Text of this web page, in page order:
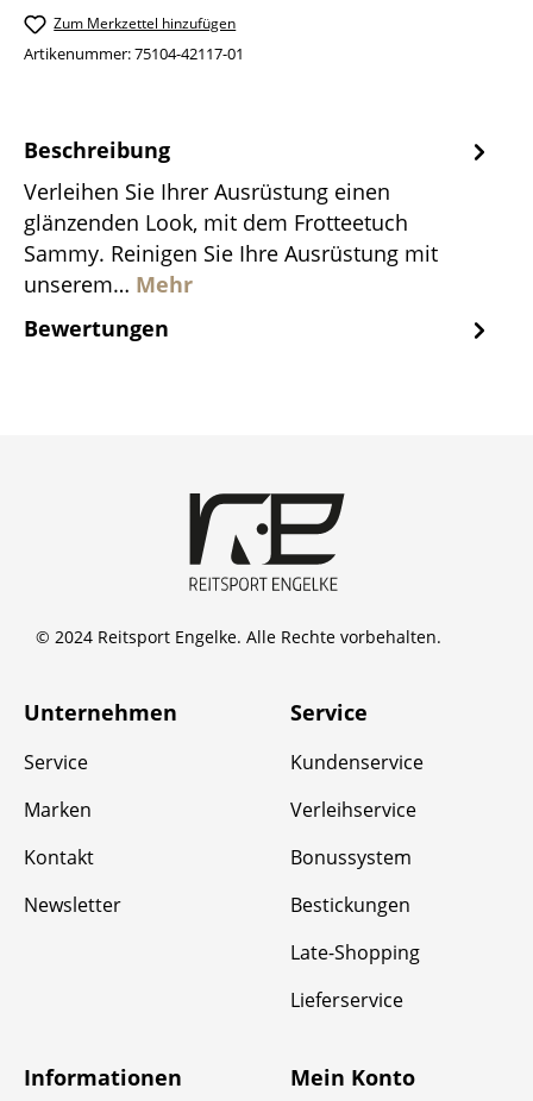
Zum Merkzettel hinzufügen
Artikenummer:75104-42117-01
Beschreibung
Verleihen Sie Ihrer Ausrüstung einen
glänzenden Look, mit dem Frotteetuch
Sammy. Reinigen Sie Ihre Ausrüstung mit
unserem… Mehr
Bewertungen
© 2024 Reitsport Engelke. Alle Rechte vorbehalten.
Unternehmen
Service
Marken
Kontakt
Newsletter
Service
Kundenservice
Verleihservice
Bonussystem
Bestickungen
Late-Shopping
Lieferservice
Informationen Mein Konto